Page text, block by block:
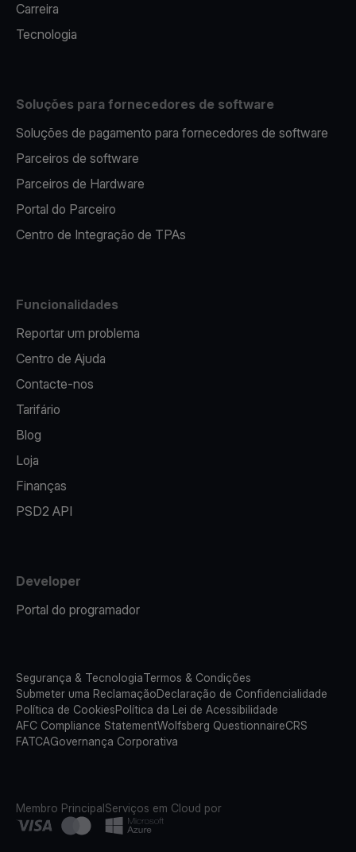
Carreira
Tecnologia
Soluções para fornecedores de software
Soluções de pagamento para fornecedores de software
Parceiros de software
Parceiros de Hardware
Portal do Parceiro
Centro de Integração de TPAs
Funcionalidades
Reportar um problema
Centro de Ajuda
Contacte-nos
Tarifário
Blog
Loja
Finanças
PSD2 API
Developer
Portal do programador
Segurança & TecnologiaTermos & Condições
Submeter uma ReclamaçãoDeclaração de Confidencialidade
Política de CookiesPolítica da Lei de Acessibilidade
AFC Compliance StatementWolfsberg QuestionnaireCRS
FATCAGovernança Corporativa
Membro PrincipalServiços em Cloud por